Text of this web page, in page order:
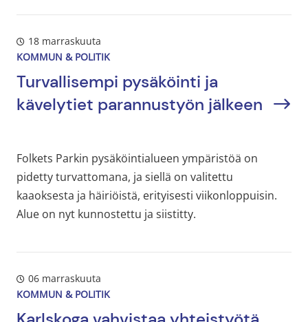
18 marraskuuta
KOMMUN & POLITIK
Turvallisempi pysäköinti ja
kävelytiet parannustyön jälkeen
Folkets Parkin pysäköintialueen ympäristöä on
pidetty turvattomana, ja siellä on valitettu
kaaoksesta ja häiriöistä, erityisesti viikonloppuisin.
Alue on nyt kunnostettu ja siistitty.
06 marraskuuta
KOMMUN & POLITIK